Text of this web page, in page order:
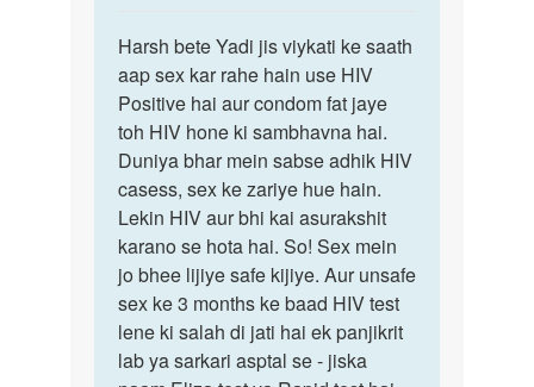
to
mine
ek
boy
ke
sath
sex
kiya…
by
Harsh
T
p
Harsh
bete
Yadi
jis
viykati…
Harsh bete Yadi jis viykati ke saath
aap sex kar rahe hain use HIV
Positive hai aur condom fat jaye
toh HIV hone ki sambhavna hai.
Duniya bhar mein sabse adhik HIV
casess, sex ke zariye hue hain.
Lekin HIV aur bhi kai asurakshit
karano se hota hai. So! Sex mein
jo bhee lijiye safe kijiye. Aur unsafe
sex ke 3 months ke baad HIV test
lene ki salah di jati hai ek panjikrit
lab ya sarkari asptal se - jiska